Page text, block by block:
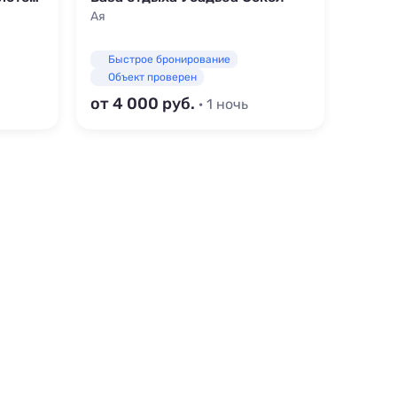
Ая
Быстрое бронирование
Объект проверен
от 4 000 · 1 ночь